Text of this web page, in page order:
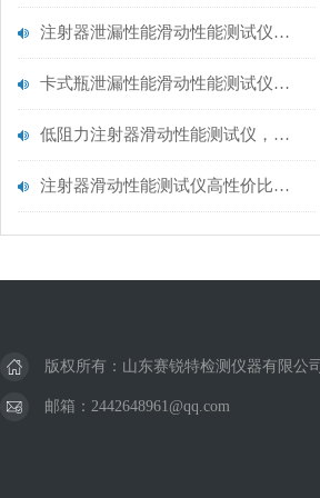
注射器泄漏性能滑动性能测试仪原理方法分析
卡式瓶泄漏性能滑动性能测试仪原理方法分析
低阻力注射器滑动性能测试仪，值得推荐！山东赛锐特
注射器滑动性能测试仪高性价比，山东赛锐特
版权所有：山东赛锐特检测仪器有限公司
邮箱：2442648961@qq.com